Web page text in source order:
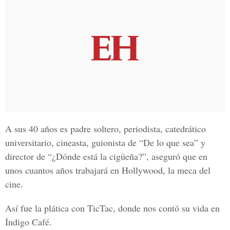
A sus 40 años es padre soltero, periodista, catedrático
universitario, cineasta, guionista de “De lo que sea” y
director de “¿Dónde está la cigüeña?”, aseguró que en
unos cuantos años trabajará en Hollywood, la meca del
cine.
Así fue la plática con TicTac, donde nos contó su vida en
Índigo Café.